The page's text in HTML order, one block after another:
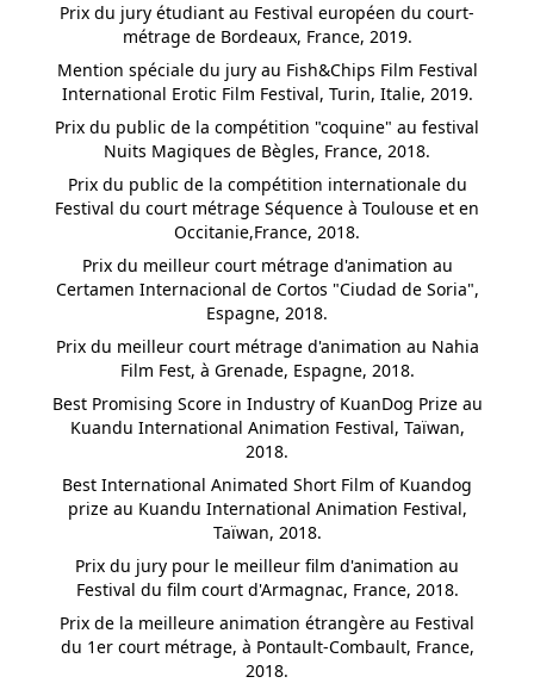
UN AUTRE
CONTE SAUVAGE
MISÈRE SEXUELLE
HORS-CHAMP
LE CHANT DU CACHALOT
Prix du jury étudiant au Festival européen du court-
métrage de Bordeaux, France, 2019.
Mention spéciale du jury au Fish&Chips Film Festival
International Erotic Film Festival, Turin, Italie, 2019.
Prix du public de la compétition "coquine" au festival
Nuits Magiques de Bègles, France, 2018.
Prix du public de la compétition internationale du
Festival du court métrage Séquence à Toulouse et en
Occitanie,France, 2018.
Prix du meilleur court métrage d'animation au
Certamen Internacional de Cortos "Ciudad de Soria",
Espagne, 2018.
Prix du meilleur court métrage d'animation au Nahia
Film Fest, à Grenade, Espagne, 2018.
Best Promising Score in Industry of KuanDog Prize au
Kuandu International Animation Festival, Taïwan,
2018.
Best International Animated Short Film of Kuandog
prize au Kuandu International Animation Festival,
Taïwan, 2018.
Prix du jury pour le meilleur film d'animation au
Festival du film court d'Armagnac, France, 2018.
Prix de la meilleure animation étrangère au Festival
du 1er court métrage, à Pontault-Combault, France,
2018.